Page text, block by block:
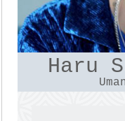
Haru